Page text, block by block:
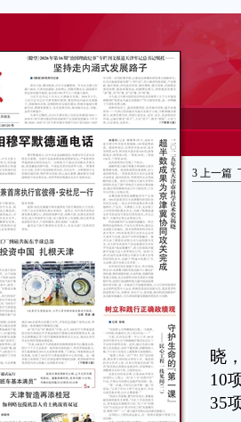
3 上一篇
晓
10
35